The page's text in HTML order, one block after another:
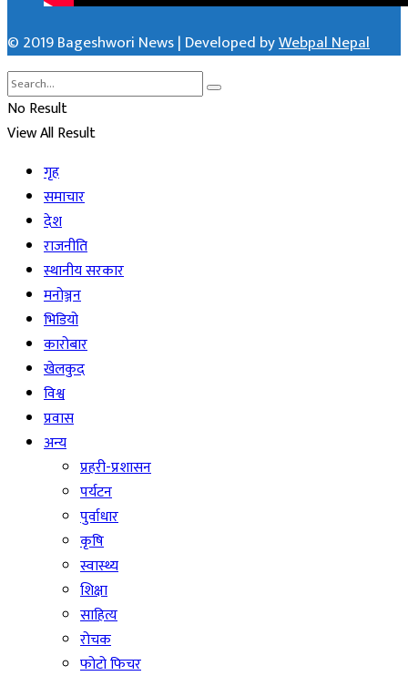
© 2019 Bageshwori News | Developed byWebpal Nepal
No Result
View All Result
गृह
समाचार
देश
राजनीति
स्थानीय सरकार
मनोञ्जन
भिडियो
कारोबार
खेलकुद
विश्व
प्रवास
अन्य
प्रहरी-प्रशासन
पर्यटन
पुर्वाधार
कृषि
स्वास्थ्य
शिक्षा
साहित्य
रोचक
फोटो फिचर